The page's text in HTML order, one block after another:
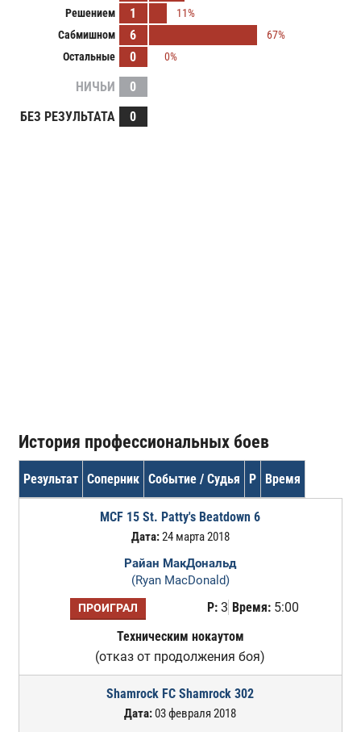
Решением
1
11%
Сабмишном
6
67%
Остальные
0 0%
НИЧЬИ
0
БЕЗ РЕЗУЛЬТАТА
0
История профессиональных боев
Результат Соперник Событие / Судья Р Время
MCF 15 St. Patty's Beatdown 6
Дата:24 марта 2018
Райан МакДональд
(Ryan MacDonald)
ПРОИГРАЛ Р:3 Время:5:00
Техническим нокаутом
(отказ от продолжения боя)
Shamrock FC Shamrock 302
Дата:03 февраля 2018